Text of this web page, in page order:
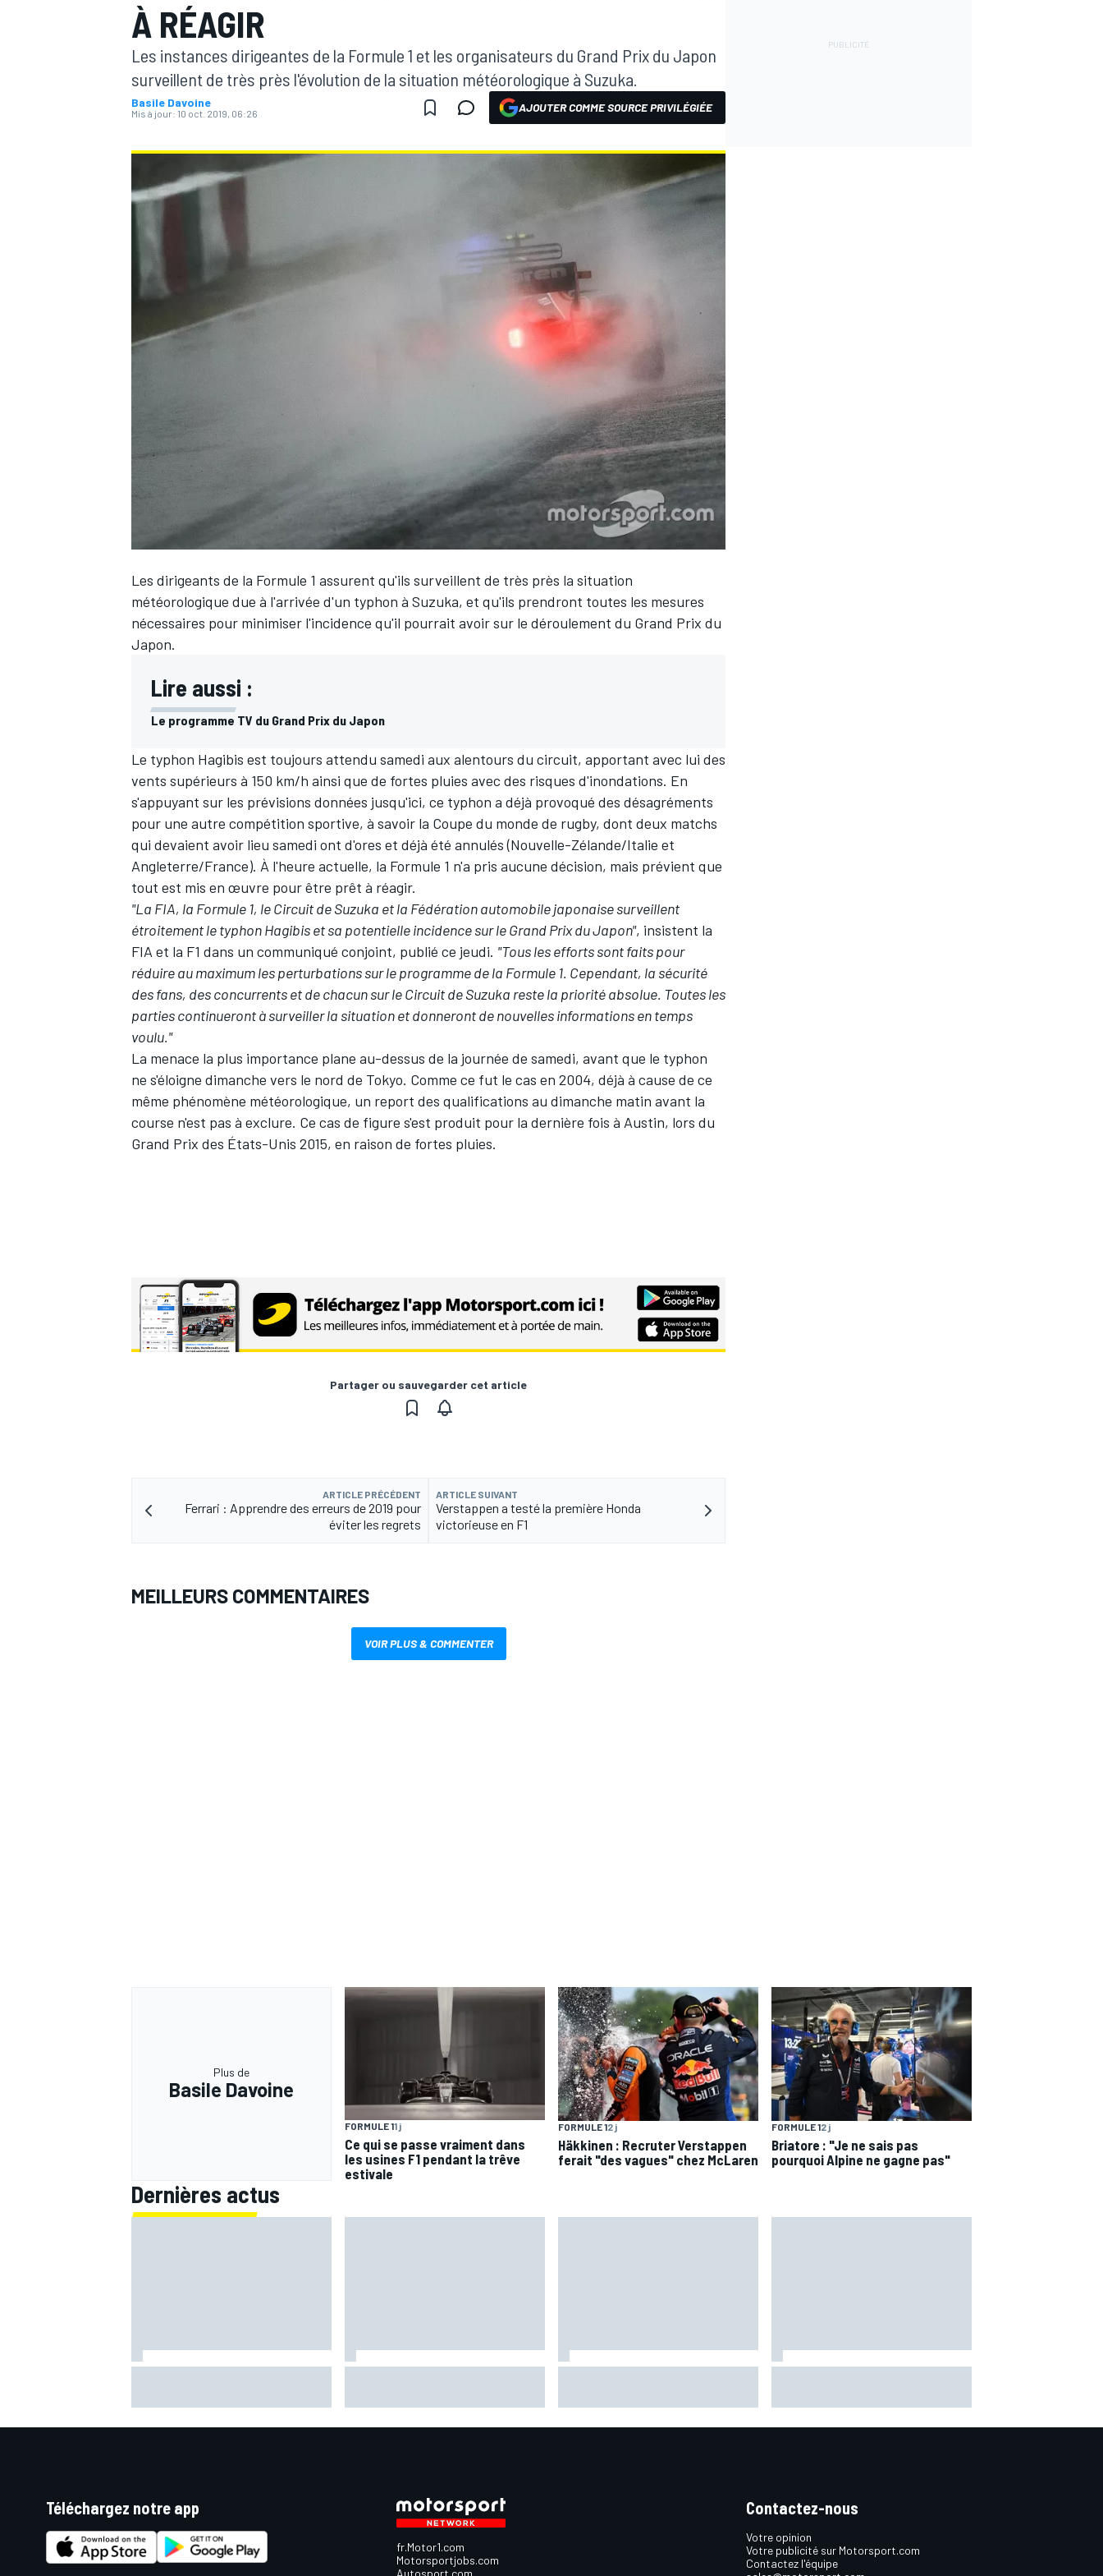
À RÉAGIR
Les instances dirigeantes de la Formule 1 et les organisateurs du Grand Prix du Japon
surveillent de très près l'évolution de la situation météorologique à Suzuka.
Basile Davoine
Mis à jour: 10 oct. 2019, 06:26 AJOUTER COMME SOURCE PRIVILÉGIÉE
Les dirigeants de la Formule 1 assurent qu'ils surveillent de très près la situation
météorologique due à l'arrivée d'un typhon à Suzuka, et qu'ils prendront toutes les mesures
nécessaires pour minimiser l'incidence qu'il pourrait avoir sur le déroulement du Grand Prix du
Japon.
Lire aussi :
Le programme TV du Grand Prix du Japon
Le typhon Hagibis est toujours attendu samedi aux alentours du circuit, apportant avec lui des
vents supérieurs à 150 km/h ainsi que de fortes pluies avec des risques d'inondations. En
s'appuyant sur les prévisions données jusqu'ici, ce typhon a déjà provoqué des désagréments
pour une autre compétition sportive, à savoir la Coupe du monde de rugby, dont deux matchs
qui devaient avoir lieu samedi ont d'ores et déjà été annulés (Nouvelle-Zélande/Italie et
Angleterre/France). À l'heure actuelle, la Formule 1 n'a pris aucune décision, mais prévient que
tout est mis en œuvre pour être prêt à réagir.
"La FIA, la Formule 1, le Circuit de Suzuka et la Fédération automobile japonaise surveillent
étroitement le typhon Hagibis et sa potentielle incidence sur le Grand Prix du Japon", insistent la
FIA et la F1 dans un communiqué conjoint, publié ce jeudi. "Tous les efforts sont faits pour
réduire au maximum les perturbations sur le programme de la Formule 1. Cependant, la sécurité
des fans, des concurrents et de chacun sur le Circuit de Suzuka reste la priorité absolue. Toutes les
parties continueront à surveiller la situation et donneront de nouvelles informations en temps
voulu."
La menace la plus importance plane au-dessus de la journée de samedi, avant que le typhon
ne s'éloigne dimanche vers le nord de Tokyo. Comme ce fut le cas en 2004, déjà à cause de ce
même phénomène météorologique, un report des qualifications au dimanche matin avant la
course n'est pas à exclure. Ce cas de figure s'est produit pour la dernière fois à Austin, lors du
Grand Prix des États-Unis 2015, en raison de fortes pluies.
Partager ou sauvegarder cet article
ARTICLE PRÉCÉDENT
Ferrari : Apprendre des erreurs de 2019 pour
éviter les regrets
ARTICLE SUIVANT
Verstappen a testé la première Honda
victorieuse en F1
MEILLEURS COMMENTAIRES
VOIR PLUS & COMMENTER
Plus de
Basile Davoine
FORMULE 11 j
Ce qui se passe vraiment dans
les usines F1 pendant la trêve
estivale
FORMULE 12 j
Häkkinen : Recruter Verstappen
ferait "des vagues" chez McLaren
FORMULE 12 j
Briatore : "Je ne sais pas
pourquoi Alpine ne gagne pas"
Dernières actus
l'Aprilia
été un cauchemar"
Téléchargez notre app
fr.Motor1.com
Motorsportjobs.com
Contactez-nous
Votre opinion
Votre publicité sur Motorsport.com
Contactez l'équipe